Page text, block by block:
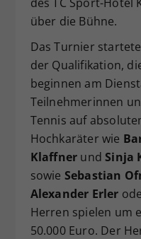
über die Bühne.
Das Turnier
der Qualifikation,
beginnen am
Teilnehmerinnen
Tennis auf
Hochkaräter wie
Klaffner undSinja
sowie Sebastian
Alexander Erler
Herren spielen um
50.000 Euro. Der
Zweck
Dieser
zufällig
hat.